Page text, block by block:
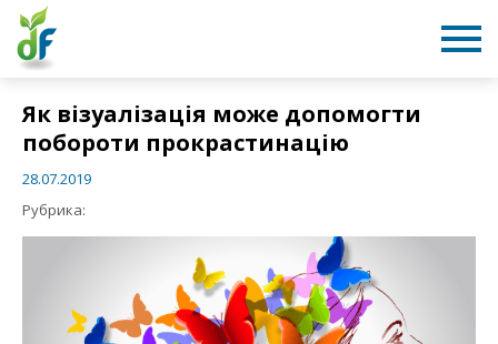
Як візуалізація може допомогти
побороти прокрастинацію
28.07.2019
Рубрика: